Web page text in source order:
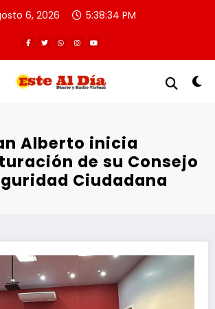
6, 2026 5:38:35 PM
Alberto inicia
de su Consejo
Ciudadana